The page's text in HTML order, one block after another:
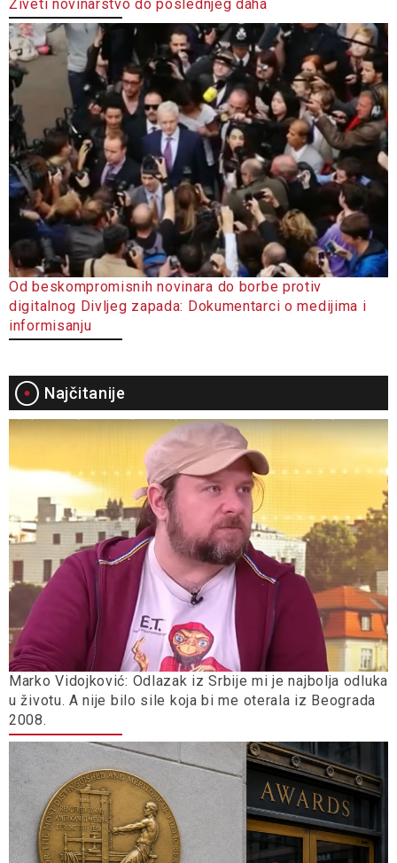
Živeti novinarstvo do poslednjeg daha
Od beskompromisnih novinara do borbe protiv
digitalnog Divljeg zapada: Dokumentarci o medijima i
informisanju
Najčitanije
Marko Vidojković: Odlazak iz Srbije mi je najbolja odluka
u životu. A nije bilo sile koja bi me oterala iz Beograda
2008.